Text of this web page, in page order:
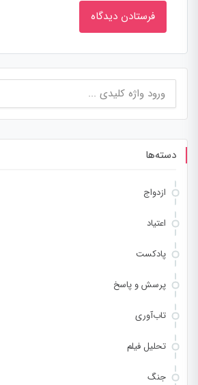
جستجو
برای:
دسته‌ها
ازدواج
اعتیاد
پادکست
پرسش و پاسخ
تاب‌آوری
تحلیل فیلم
جنگ